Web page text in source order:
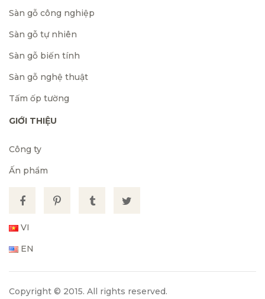
Sàn gỗ công nghiệp
Sàn gỗ tự nhiên
Sàn gỗ biến tính
Sàn gỗ nghệ thuật
Tấm ốp tường
GIỚI THIỆU
Công ty
Ấn phẩm
VI
EN
Copyright © 2015. All rights reserved.